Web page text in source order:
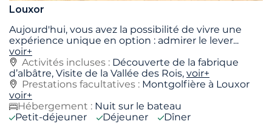
Louxor
Aujourd'hui, vous avez la possibilité de vivre une
expérience unique en option : admirer le lever...
voir+
Activités incluses : Découverte de la fabrique
d’albâtre, Visite de la Vallée des Rois, voir+
Prestations facultatives : Montgolfière à Louxor
voir+
Hébergement : Nuit sur le bateau
Petit-déjeuner
Déjeuner Dîner